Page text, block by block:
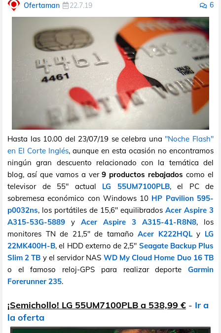
Ofertaman 22.7.19 6
Hasta las 10.00 del 23/07/19 se celebra una "Noche Flash"
en El Corte Inglés, aunque en esta ocasión no encontramos
ningún gran descuento relacionado con la temática del
blog, así que vamos a ver9 productos rebajados como el
televisor de 55" actual LG 55UM7100PLB, el PC de
sobremesa económico con Windows 10 HP Pavilion 595-
p0032ns, los portátiles de 15,6" equilibrados Acer Aspire 3
A315-53G-5889 y Acer Aspire 3 A315-41-R8N8, los
monitores TN de 21,5" de tamañoAcer K222HQLy LG
22MK400H-B, el HDD externo de 2,5" Seagate Backup Plus
Slim 2 TB y el servidor NAS WD My Cloud Home Duo 16 TB
o el famoso reloj-GPS para realizar deporte Garmin
Forerunner 235.
¡Semichollo! LG 55UM7100PLB a 538,99 € - Ir a
la oferta